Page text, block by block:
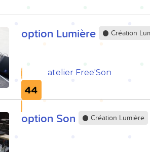
option Lumière Création
atelier Free'Son
option Son Création Lumière